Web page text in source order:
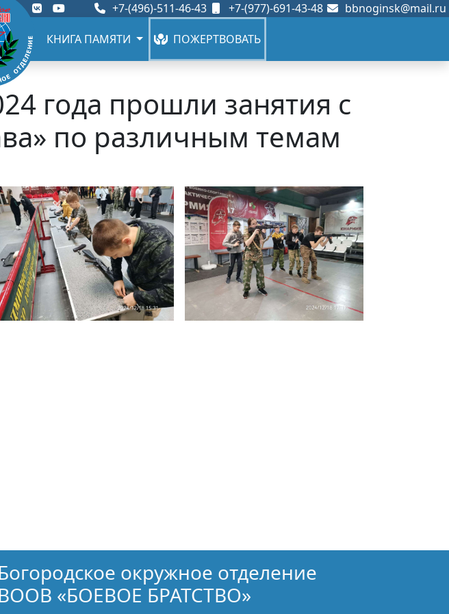
+7-(496)-511-46-43 +7-(977)-691-43-48 bbnoginsk@mail.ru
КНИГА ПАМЯТИ ПОЖЕРТВОВАТЬ
года прошли занятия с
по различным темам
окружное отделение
«БОЕВОЕ БРАТСТВО»